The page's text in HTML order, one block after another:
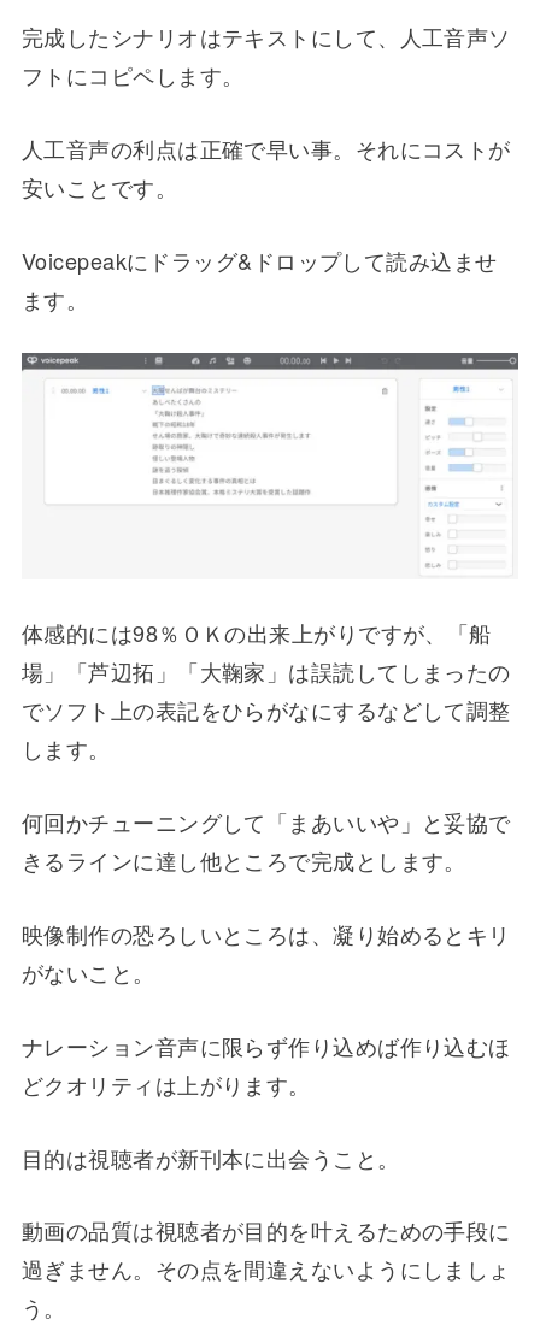
完成したシナリオはテキストにして、人工音声ソ
フトにコピペします。
人工音声の利点は正確で早い事。それにコストが
安いことです。
Voicepeakにドラッグ&ドロップして読み込ませ
ます。
体感的には98％ＯＫの出来上がりですが、「船
場」「芦辺拓」「大鞠家」は誤読してしまったの
でソフト上の表記をひらがなにするなどして調整
します。
何回かチューニングして「まあいいや」と妥協で
きるラインに達し他ところで完成とします。
映像制作の恐ろしいところは、凝り始めるとキリ
がないこと。
ナレーション音声に限らず作り込めば作り込むほ
どクオリティは上がります。
目的は視聴者が新刊本に出会うこと。
動画の品質は視聴者が目的を叶えるための手段に
過ぎません。その点を間違えないようにしましょ
う。